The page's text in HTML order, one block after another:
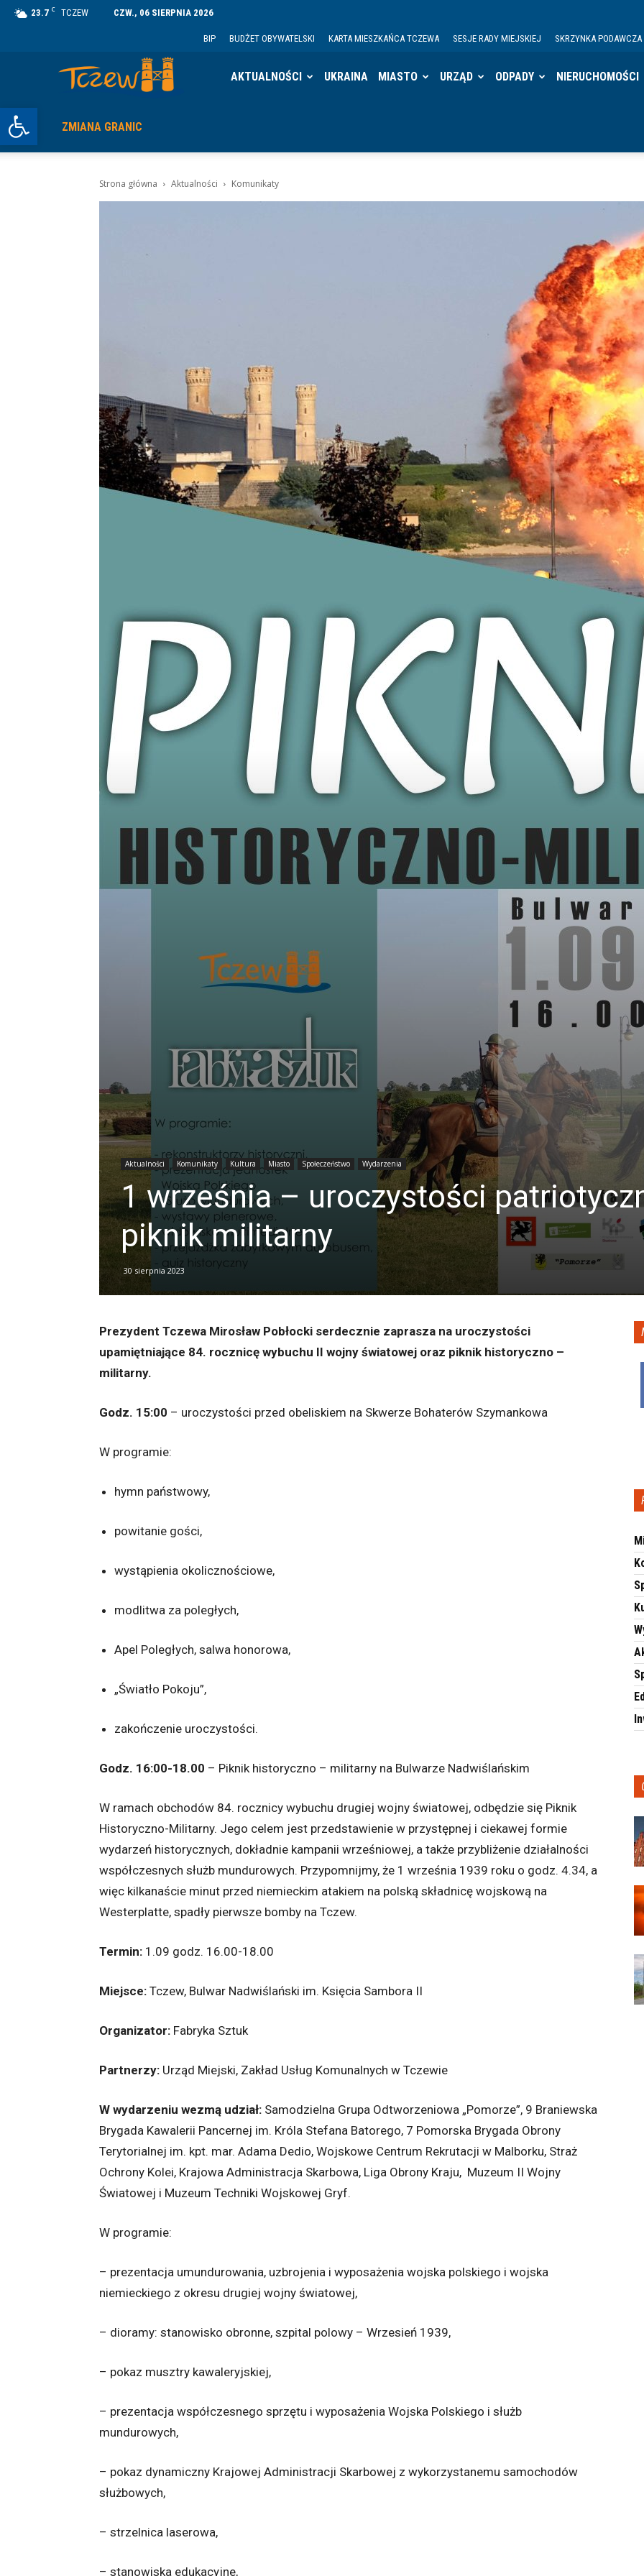
Otwórz pasek narzędzi
23.7 C TCZEW CZW., 06 SIERPNIA 2026
BIP BUDŻET OBYWATELSKI KARTA MIESZKAŃCA TCZEWA SESJE RADY MIEJSKIEJ SKRZYNKA PODAWCZA
AKTUALNOŚCI UKRAINA MIASTO URZĄD ODPADY NIERUCHOMOŚCI
ZMIANA GRANIC
Strona główna Aktualności Komunikaty
Aktualności Komunikaty Kultura Miasto Społeczeństwo Wydarzenia
1 września – uroczystości
piknik militarny
30 sierpnia 2023
Prezydent Tczewa Mirosław Pobłocki serdecznie zaprasza na uroczystości
upamiętniające 84. rocznicę wybuchu II wojny światowej oraz piknik historyczno –
militarny.
Godz. 15:00 – uroczystości przed obeliskiem na Skwerze Bohaterów Szymankowa
W programie:
hymn państwowy,
powitanie gości,
wystąpienia okolicznościowe,
modlitwa za poległych,
Apel Poległych, salwa honorowa,
„Światło Pokoju”,
zakończenie uroczystości.
Godz. 16:00-18.00 – Piknik historyczno – militarny na Bulwarze Nadwiślańskim
W ramach obchodów 84. rocznicy wybuchu drugiej wojny światowej, odbędzie się Piknik
Historyczno-Militarny. Jego celem jest przedstawienie w przystępnej i ciekawej formie
wydarzeń historycznych, dokładnie kampanii wrześniowej, a także przybliżenie działalności
współczesnych służb mundurowych. Przypomnijmy, że 1 września 1939 roku o godz. 4.34, a
więc kilkanaście minut przed niemieckim atakiem na polską składnicę wojskową na
Westerplatte, spadły pierwsze bomby na Tczew.
Termin: 1.09 godz. 16.00-18.00
Miejsce: Tczew, Bulwar Nadwiślański im. Księcia Sambora II
Organizator: Fabryka Sztuk
Partnerzy: Urząd Miejski, Zakład Usług Komunalnych w Tczewie
W wydarzeniu wezmą udział: Samodzielna Grupa Odtworzeniowa „Pomorze”, 9 Braniewska
Brygada Kawalerii Pancernej im. Króla Stefana Batorego, 7 Pomorska Brygada Obrony
Terytorialnej im. kpt. mar. Adama Dedio, Wojskowe Centrum Rekrutacji w Malborku, Straż
Ochrony Kolei, Krajowa Administracja Skarbowa, Liga Obrony Kraju, Muzeum II Wojny
Światowej i Muzeum Techniki Wojskowej Gryf.
W programie:
– prezentacja umundurowania, uzbrojenia i wyposażenia wojska polskiego i wojska
niemieckiego z okresu drugiej wojny światowej,
– dioramy: stanowisko obronne, szpital polowy – Wrzesień 1939,
– pokaz musztry kawaleryjskiej,
– prezentacja współczesnego sprzętu i wyposażenia Wojska Polskiego i służb
mundurowych,
– pokaz dynamiczny Krajowej Administracji Skarbowej z wykorzystanemu samochodów
służbowych,
– strzelnica laserowa,
– stanowiska edukacyjne,